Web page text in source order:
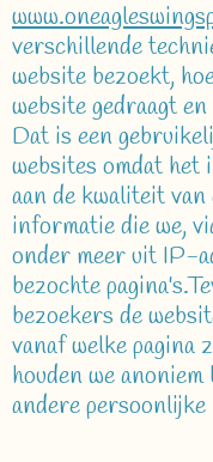
verschillende
website bezoekt,
website gedraagt
Dat is een
websites omdat
aan de kwaliteit
informatie die we,
onder meer uit IP-
bezochte
bezoekers de
vanaf welke
houden we
andere